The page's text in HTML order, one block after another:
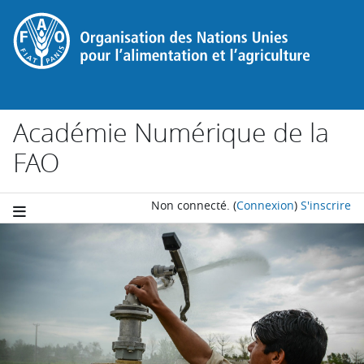
Passer au contenu principal
Académie Numérique de la
FAO
Non connecté. (Connexion) S'inscrire